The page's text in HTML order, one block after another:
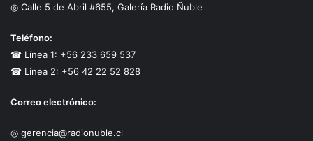
◎ Calle 5 de Abril #655, Galería Radio Ñuble
Teléfono:
☎ Línea 1: +56 233 659 537
☎ Línea 2: +56 42 22 52 828
Correo electrónico:
◎ gerencia@radionuble.cl